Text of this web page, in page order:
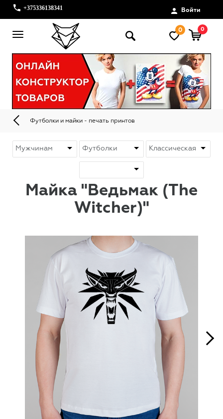
+375336138341 Войти
0 0
Футболки и майки - печать принтов
Майка "Ведьмак (The
Witcher)"